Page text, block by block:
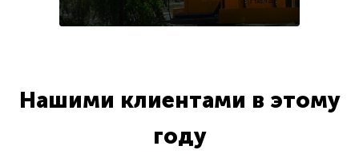
Нашими клиентами в этому
году